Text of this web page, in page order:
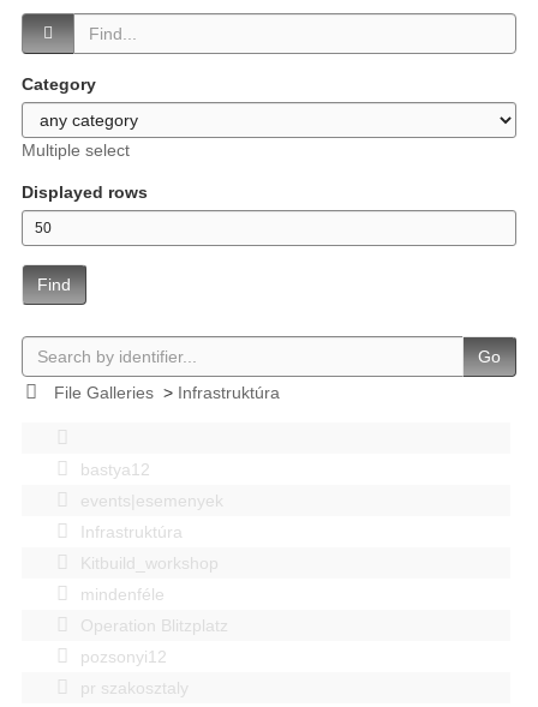
Category
Multiple select
Displayed rows
Find
Go
File Galleries> Infrastruktúra
bastya12
events|esemenyek
Infrastruktúra
Kitbuild_workshop
mindenféle
Operation Blitzplatz
pozsonyi12
pr szakosztaly